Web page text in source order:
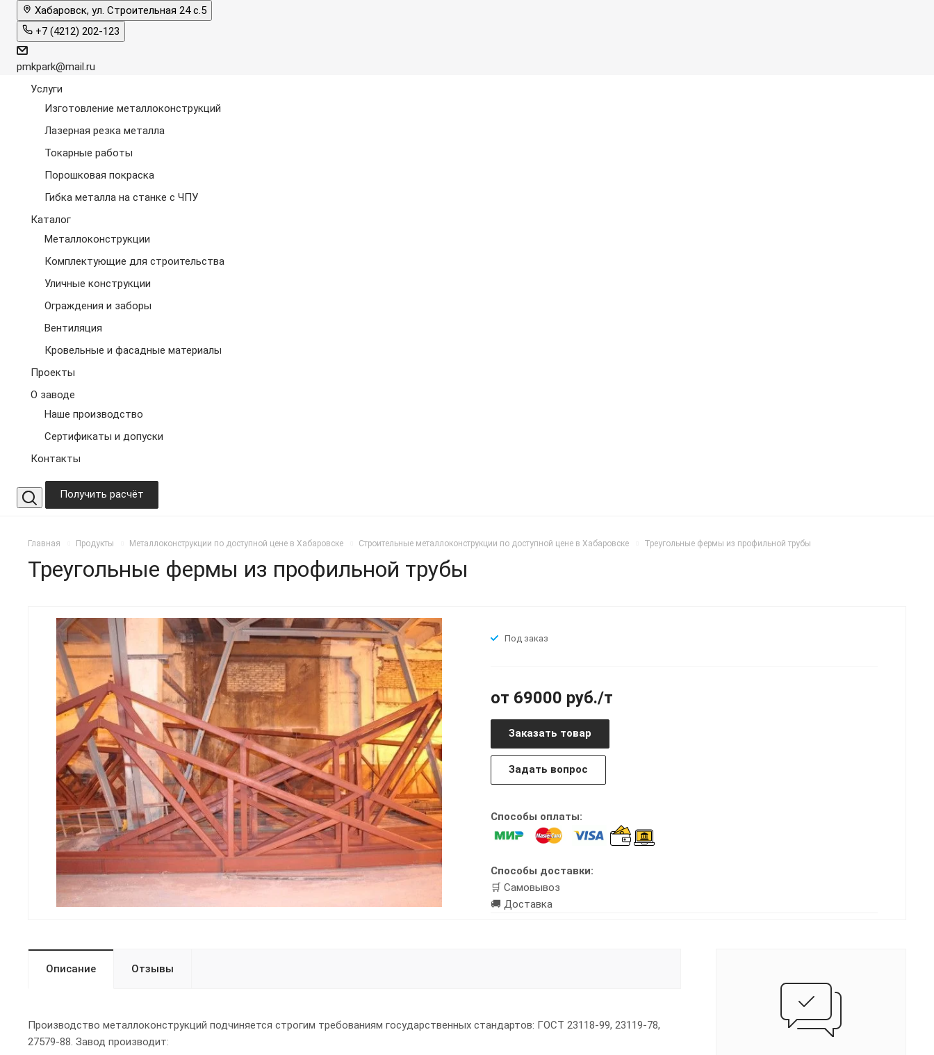
Хабаровск, ул. Строительная 24 с.5
+7 (4212) 202-123
pmkpark@mail.ru
Услуги
Изготовление металлоконструкций
Лазерная резка металла
Токарные работы
Порошковая покраска
Гибка металла на станке с ЧПУ
Каталог
Металлоконструкции
Комплектующие для строительства
Уличные конструкции
Ограждения и заборы
Вентиляция
Кровельные и фасадные материалы
Проекты
О заводе
Наше производство
Сертификаты и допуски
Контакты
Получить расчёт
Главная Продукты Металлоконструкции по доступной цене в Хабаровске Строительные металлоконструкции по доступной цене в Хабаровске Треугольные фермы из профильной трубы
Треугольные фермы из профильной трубы
Под заказ
от 69000 руб./т
Заказать товар
Задать вопрос
Способы оплаты:
Способы доставки:
🛒 Самовывоз
🚚 Доставка
Описание Отзывы
Производство металлоконструкций подчиняется строгим требованиям государственных стандартов: ГОСТ 23118-99, 23119-78,
27579-88. Завод производит: